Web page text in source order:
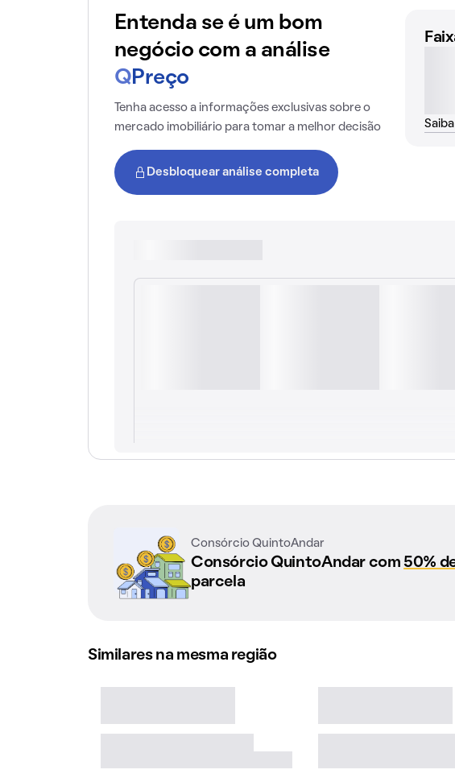
Entenda se é um bom
negócio com a análise
Q Preço
Tenha acesso a informações exclusivas sobre o
mercado imobiliário para tomar a melhor decisão
Desbloquear análise completa
Consórcio QuintoAndar
Consórcio QuintoAndar com 50%
parcela
Similares na mesma região